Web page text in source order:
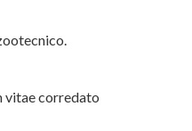
vitae corredato